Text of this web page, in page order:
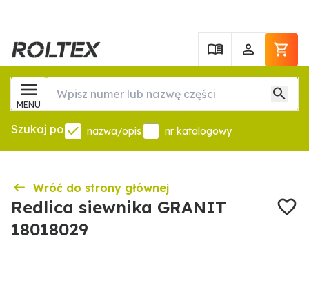
MENU
Szukaj po nazwa/opis nr katalogowy
Wróć do strony głównej
Redlica siewnika GRANIT
18018029